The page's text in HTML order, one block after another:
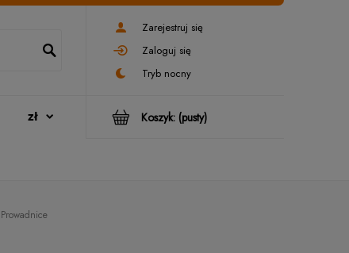
Zarejestruj się
Zaloguj się
Koszyk: (pusty)
Prowadnice